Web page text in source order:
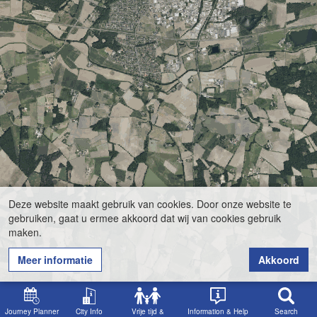
Journey Planner City Info
Vrije tijd &
Information & Help Search
Deze website maakt gebruik van cookies. Door onze website te
gebruiken, gaat u ermee akkoord dat wij van cookies gebruik
maken.
Meer informatie
Akkoord